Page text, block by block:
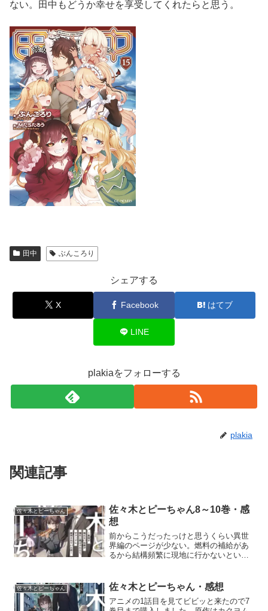
ない。田中もどうか幸せを享受してくれたらと思う。
田中 ぶんころり
シェアする
X Facebook はてブ
LINE
plakiaをフォローする
plakia
関連記事
佐々木とピーちゃん
佐々木とピーちゃん8～10巻・感
想
前からこうだったっけと思うくらい異世
界編のページが少ない。燃料の補給があ
るから結構頻繁に現地に行かないといけ
品の異世界話はつまらないから、切る判
断は正しい。変に異世界に...
佐々木とピーちゃん 佐々木とピーちゃん・感想
アニメの1話目を見てビビッと来たので7